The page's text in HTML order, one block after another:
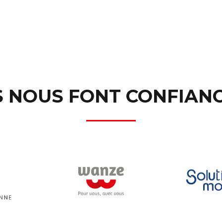
NOUS FONT